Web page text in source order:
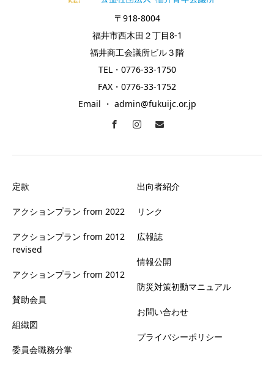
〒918-8004
福井市西木田２丁目8-1
福井商工会議所ビル３階
TEL・0776-33-1750
FAX・0776-33-1752
Email ・ admin@fukuijc.or.jp
定款
アクションプラン from 2022
アクションプラン from 2012
revised
アクションプラン from 2012
賛助会員
組織図
委員会職務分掌
出向者紹介
リンク
広報誌
情報公開
防災対策初動マニュアル
お問い合わせ
プライバシーポリシー